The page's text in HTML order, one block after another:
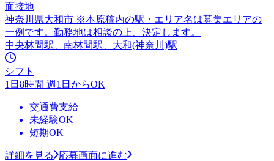
面接地
神奈川県大和市 ※本原稿内の駅・エリア名は募集エリアの
一例です。勤務地は相談の上、決定します。
中央林間駅、南林間駅、大和(神奈川)駅
シフト
1日8時間 週1日からOK
交通費支給
未経験OK
短期OK
詳細を見る
応募画面に進む